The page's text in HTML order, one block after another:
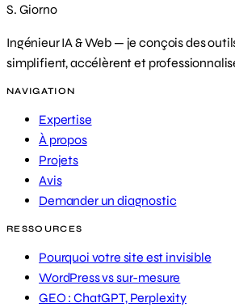
S. Giorno
Ingénieur IA & Web — je conçois des
simplifient, accélèrent et
NAVIGATION
Expertise
À propos
Projets
Avis
Demander un diagnostic
RESSOURCES
Pourquoi votre site est invisible
WordPress vs sur-mesure
GEO : ChatGPT, Perplexity